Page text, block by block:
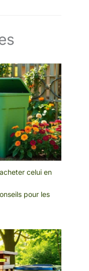
celui en
pour les